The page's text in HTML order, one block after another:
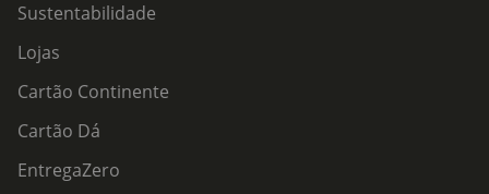
Sustentabilidade
Lojas
Cartão Continente
Cartão Dá
EntregaZero